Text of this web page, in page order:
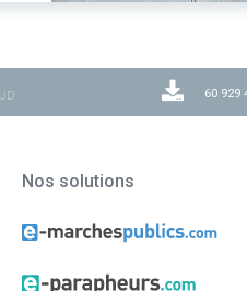
60 929
Nos solutions